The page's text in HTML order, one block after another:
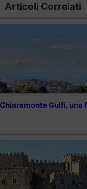
Articoli Correlati
Gulfi, una